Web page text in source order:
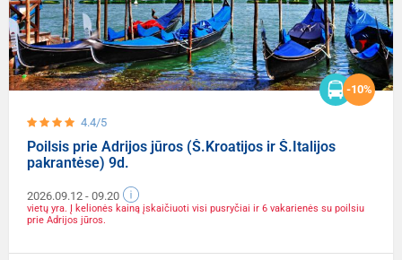
4.4/5
-10%
Poilsis prie Adrijos jūros (Š.Kroatijos ir Š.Italijos
pakrantėse) 9d.
2026.09.12 - 09.20
vietų yra. Į kelionės kainą įskaičiuoti visi pusryčiai ir 6 vakarienės su poilsiu
prie Adrijos jūros.